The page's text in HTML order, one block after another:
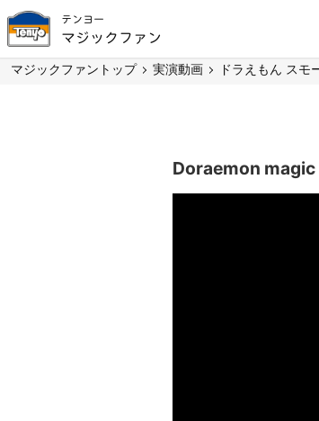
テンヨー
マジックファン
マジックファントップ 実演動画 ドラえもん スモ
Doraemon